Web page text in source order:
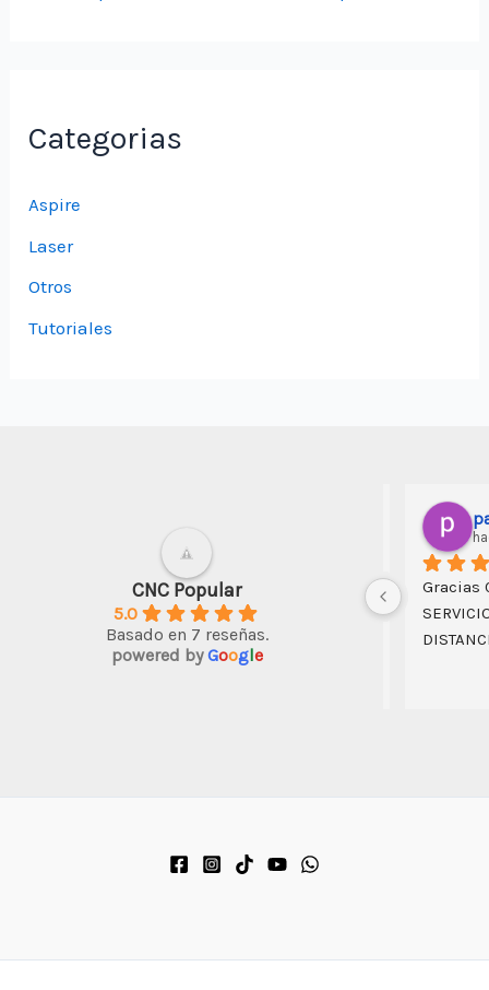
Categorias
Aspire
Laser
Otros
Tutoriales
CNC Popular
5.0
Basado en 7 reseñas.
powered byGoogle
Muy
atendió,
trabajos